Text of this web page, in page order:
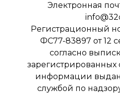
Электронная
Регистрационный
ФС77-83897 от 12
согласно
зарегистрированных
информации
службой по